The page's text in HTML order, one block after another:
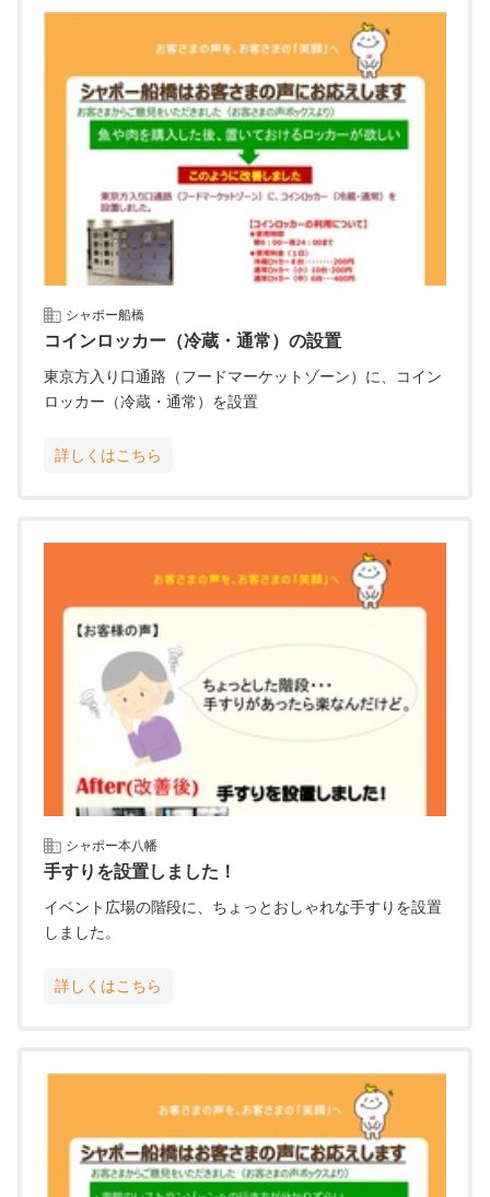
シャポー船橋
コインロッカー（冷蔵・通常）の設置
東京方入り口通路（フードマーケットゾーン）に、コイン
ロッカー（冷蔵・通常）を設置
詳しくはこちら
シャポー本八幡
手すりを設置しました！
イベント広場の階段に、ちょっとおしゃれな手すりを設置
しました。
詳しくはこちら